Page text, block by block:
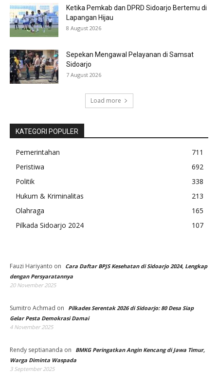
Ketika Pemkab dan DPRD Sidoarjo Bertemu di
Lapangan Hijau
8 August 2026
Sepekan Mengawal Pelayanan di Samsat
Sidoarjo
7 August 2026
Load more
KATEGORI POPULER
Pemerintahan
711
Peristiwa
692
Politik
338
Hukum & Kriminalitas
213
Olahraga
165
Pilkada Sidoarjo 2024
107
Fauzi Hariyanto on
Cara Daftar BPJS Kesehatan di Sidoarjo 2024, Lengkap
dengan Persyaratannya
20 November 2025
Sumitro Achmad on
Pilkades Serentak 2026 di Sidoarjo: 80 Desa Siap
Gelar Pesta Demokrasi Damai
4 November 2025
Rendy septiananda on
BMKG Peringatkan Angin Kencang di Jawa Timur,
Warga Diminta Waspada
3 September 2025